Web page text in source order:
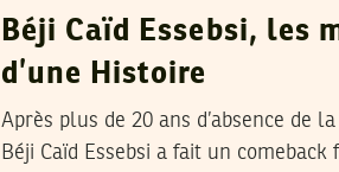
Béji Caïd Essebsi, les
d’une Histoire
Après plus de 20 ans d’absence de
Béji Caïd Essebsi a fait un comeback